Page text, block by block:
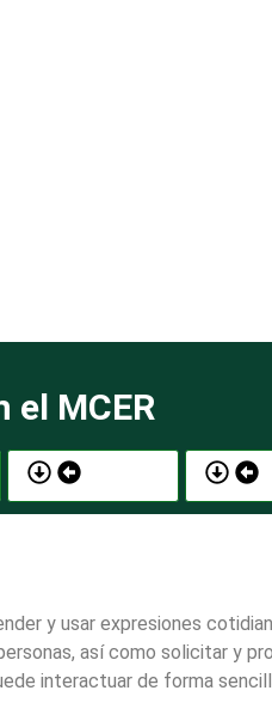
el MCER
y usar expresiones
así como solicitar y
interactuar de forma